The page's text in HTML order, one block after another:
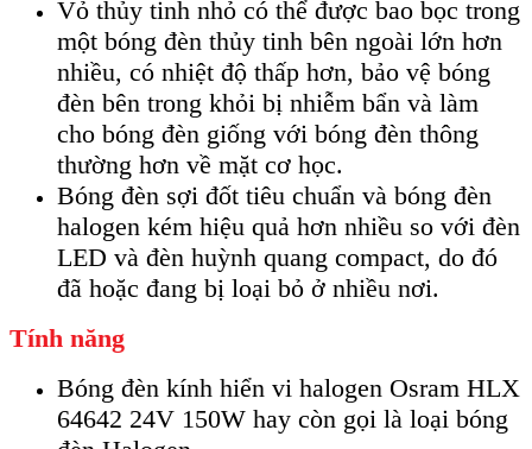
Vỏ thủy tinh nhỏ có thể được bao bọc trong
một bóng đèn thủy tinh bên ngoài lớn hơn
nhiều, có nhiệt độ thấp hơn, bảo vệ bóng
đèn bên trong khỏi bị nhiễm bẩn và làm
cho bóng đèn giống với bóng đèn thông
thường hơn về mặt cơ học.
Bóng đèn sợi đốt tiêu chuẩn và bóng đèn
halogen kém hiệu quả hơn nhiều so với đèn
LED và đèn huỳnh quang compact, do đó
đã hoặc đang bị loại bỏ ở nhiều nơi.
Tính năng
Bóng đèn kính hiển vi halogen Osram HLX
64642 24V 150W hay còn gọi là loại bóng